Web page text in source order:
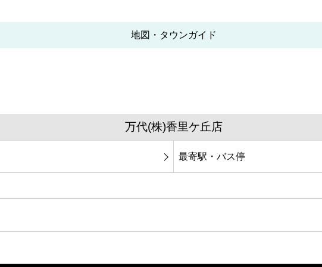
地図・タウンガイド
万代(株)香里ケ丘店
最寄駅・バス停